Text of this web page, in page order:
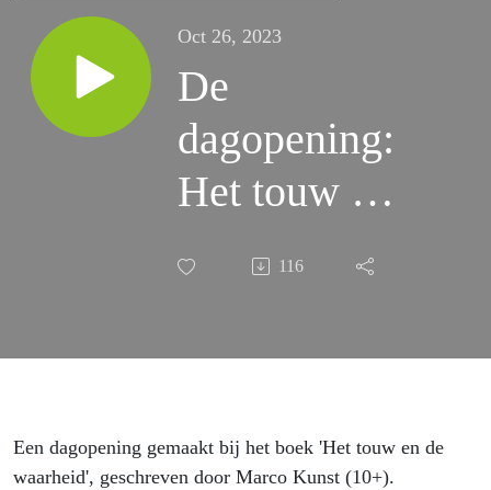
Oct 26, 2023
De
dagopening:
Het touw en
de waarheid
116
Een dagopening gemaakt bij het boek 'Het touw en de
waarheid', geschreven door Marco Kunst (10+).